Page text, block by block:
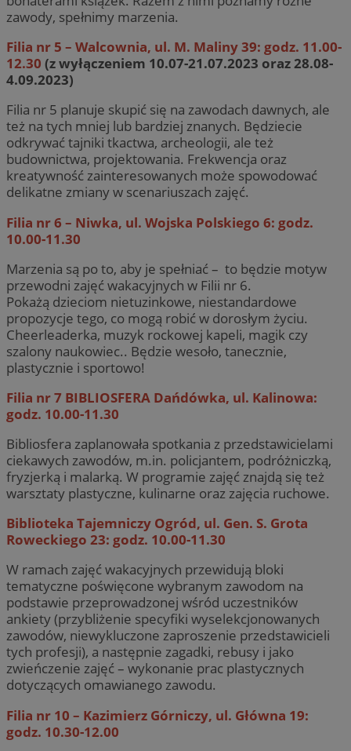
zawody, spełnimy marzenia.
Filia nr 5 – Walcownia, ul. M. Maliny 39: godz. 11.00-
12.30 (z wyłączeniem 10.07-21.07.2023 oraz 28.08-
4.09.2023)
Filia nr 5 planuje skupić się na zawodach dawnych, ale
też na tych mniej lub bardziej znanych. Będziecie
odkrywać tajniki tkactwa, archeologii, ale też
budownictwa, projektowania. Frekwencja oraz
kreatywność zainteresowanych może spowodować
delikatne zmiany w scenariuszach zajęć.
Filia nr 6 – Niwka, ul. Wojska Polskiego 6: godz.
10.00-11.30
Marzenia są po to, aby je spełniać – to będzie motyw
przewodni zajęć wakacyjnych w Filii nr 6.
Pokażą dzieciom nietuzinkowe, niestandardowe
propozycje tego, co mogą robić w dorosłym życiu.
Cheerleaderka, muzyk rockowej kapeli, magik czy
szalony naukowiec.. Będzie wesoło, tanecznie,
plastycznie i sportowo!
Filia nr 7 BIBLIOSFERA Dańdówka, ul. Kalinowa:
godz. 10.00-11.30
Bibliosfera zaplanowała spotkania z przedstawicielami
ciekawych zawodów, m.in. policjantem, podróżniczką,
fryzjerką i malarką. W programie zajęć znajdą się też
warsztaty plastyczne, kulinarne oraz zajęcia ruchowe.
Biblioteka Tajemniczy Ogród, ul. Gen. S. Grota
Roweckiego 23: godz. 10.00-11.30
W ramach zajęć wakacyjnych przewidują bloki
tematyczne poświęcone wybranym zawodom na
podstawie przeprowadzonej wśród uczestników
ankiety (przybliżenie specyfiki wyselekcjonowanych
zawodów, niewykluczone zaproszenie przedstawicieli
tych profesji), a następnie zagadki, rebusy i jako
zwieńczenie zajęć – wykonanie prac plastycznych
dotyczących omawianego zawodu.
Filia nr 10 – Kazimierz Górniczy, ul. Główna 19:
godz. 10.30-12.00